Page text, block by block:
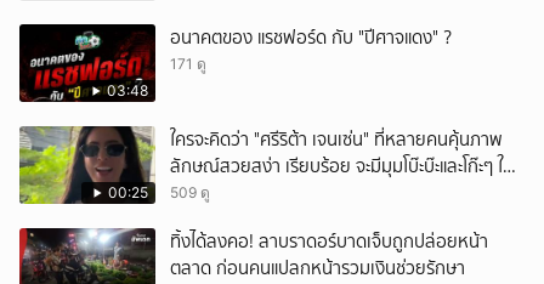
03:48
อนาคตของ แรชฟอร์ด กับ "ปีศาจแดง" ?
171 ดู
00:25
ใครจะคิดว่า "ศรีริต้า เจนเซ่น" ที่หลายคนคุ้นภาพ
ลักษณ์สวยสง่า เรียบร้อย จะมีมุมโบ๊ะบ๊ะและโก๊ะๆ ให้
ได้อมยิ้มเหมือนกัน งานนี้ทำเอาแฟนๆ ทั้งเอ็นดูทั้ง
509 ดู
ทิ้งได้ลงคอ! ลาบราดอร์บาดเจ็บถูกปล่อยหน้า
ตลาด ก่อนคนแปลกหน้ารวมเงินช่วยรักษา